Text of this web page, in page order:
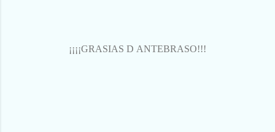
¡¡¡¡GRASIAS D ANTEBRASO!!!